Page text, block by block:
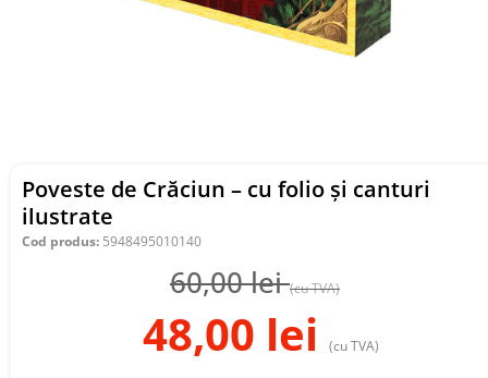
Poveste de Crăciun – cu folio și canturi
ilustrate
Cod produs: 5948495010140
60,00lei (cu TVA)
48,00 lei (cu TVA)